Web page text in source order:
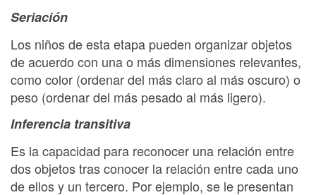
Seriación
Los niños de esta etapa pueden organizar objetos
de acuerdo con una o más dimensiones relevantes,
como color (ordenar del más claro al más oscuro) o
peso (ordenar del más pesado al más ligero).
Inferencia transitiva
Es la capacidad para reconocer una relación entre
dos objetos tras conocer la relación entre cada uno
de ellos y un tercero. Por ejemplo, se le presentan